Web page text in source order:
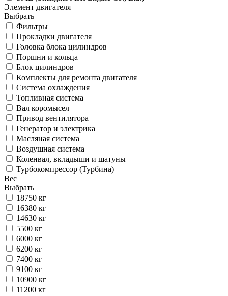
Элемент двигателя
Выбрать
Фильтры
Прокладки двигателя
Головка блока цилиндров
Поршни и кольца
Блок цилиндров
Комплекты для ремонта двигателя
Система охлаждения
Топливная система
Вал коромысел
Привод вентилятора
Генератор и электрика
Масляная система
Воздушная система
Коленвал, вкладыши и шатуны
Турбокомпрессор (Турбина)
Вес
Выбрать
18750 кг
16380 кг
14630 кг
5500 кг
6000 кг
6200 кг
7400 кг
9100 кг
10900 кг
11200 кг